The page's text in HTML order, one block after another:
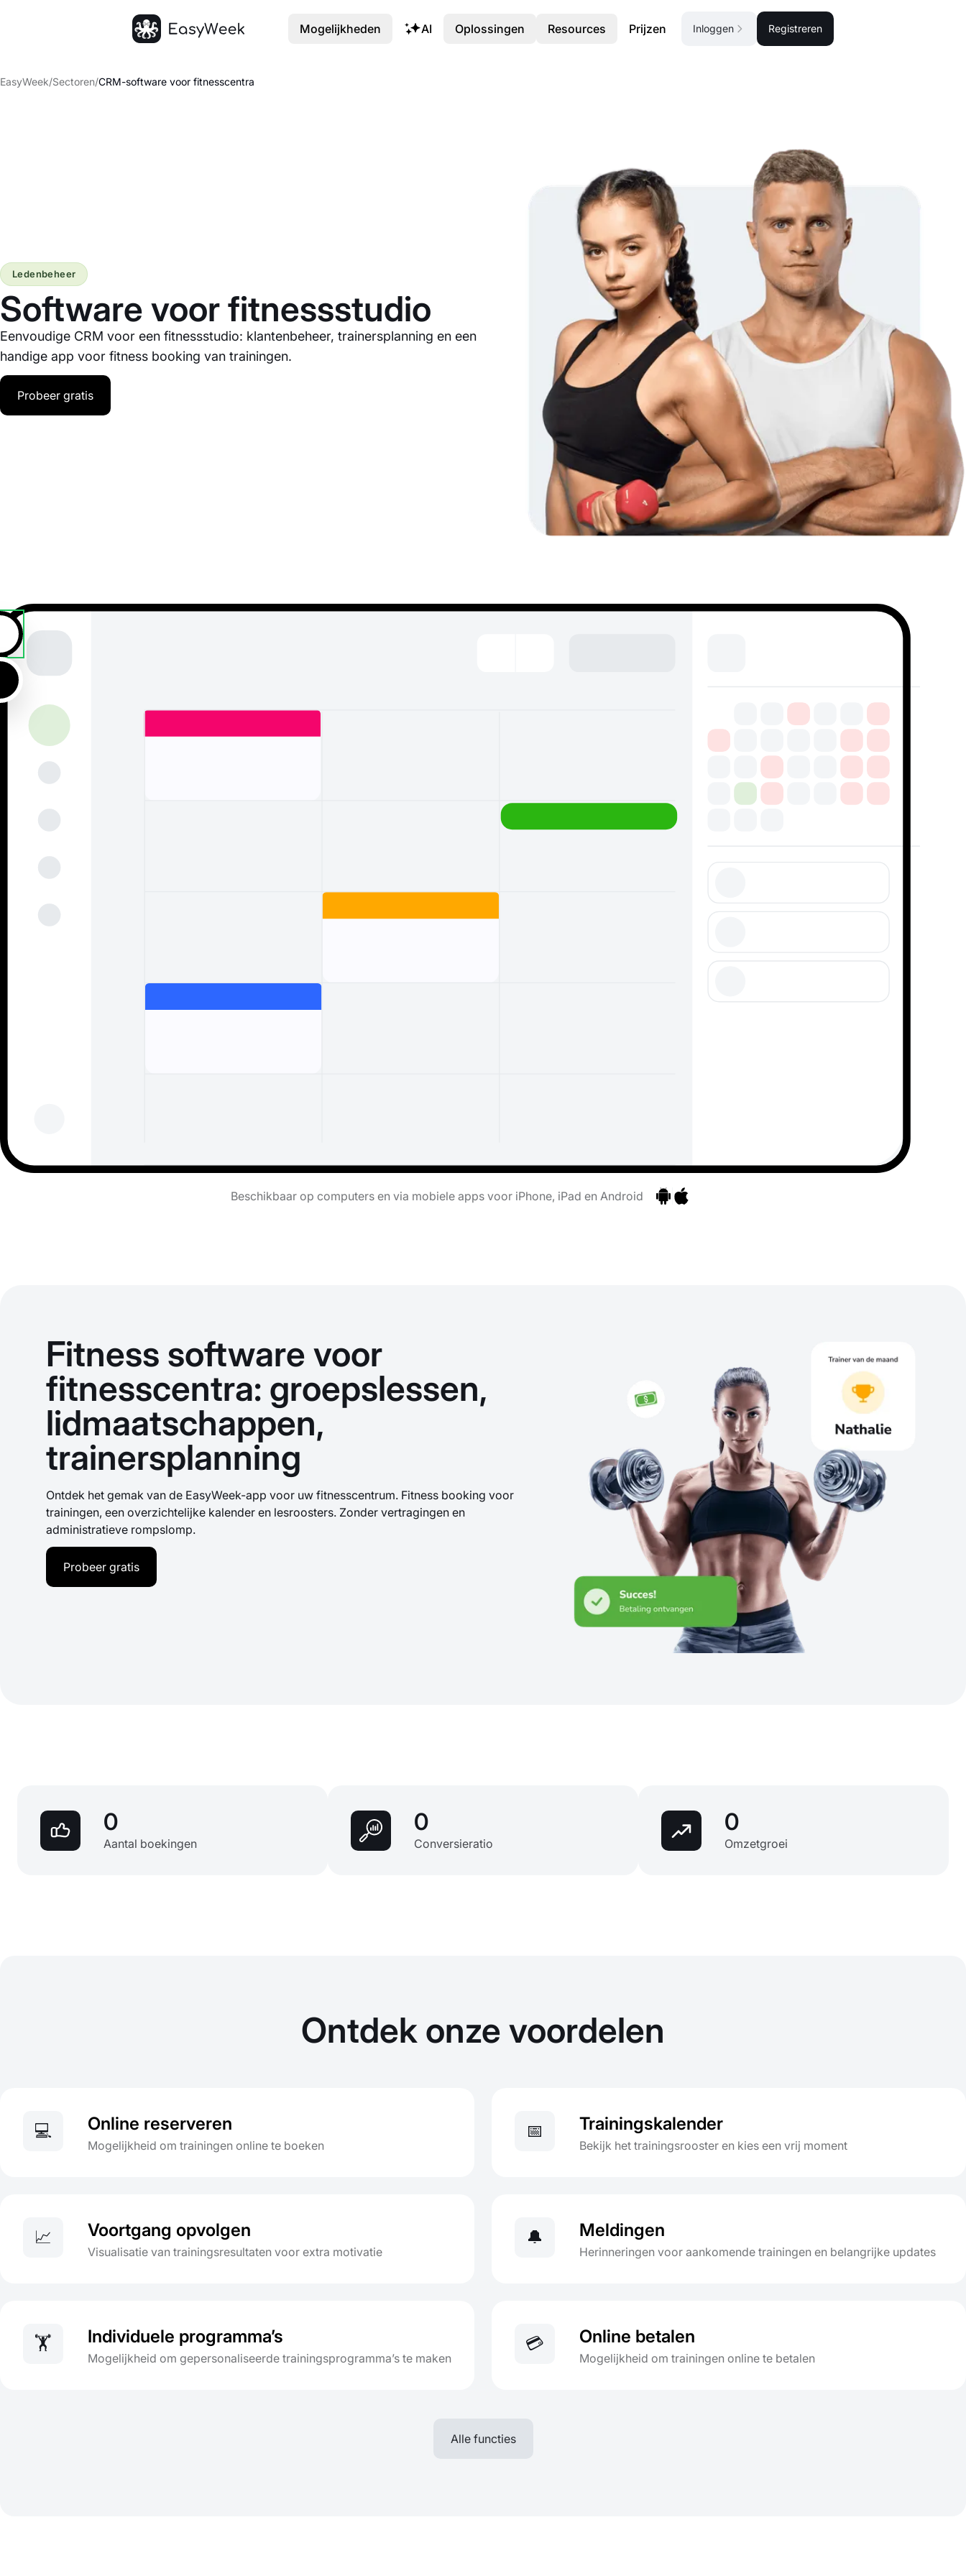
EasyWeek/Sectoren/CRM-software voor fitnesscentra
Software voor fitnessstudio
Eenvoudige CRM voor een fitnessstudio: klantenbeheer, trainersplanning en een
handige app voor fitness booking van trainingen.
Ledenbeheer
Probeer gratis
Beschikbaar op computers en via mobiele apps voor iPhone, iPad en Android
Fitness software voor
fitnesscentra: groepslessen,
lidmaatschappen,
trainersplanning
Ontdek het gemak van de EasyWeek-app voor uw fitnesscentrum. Fitness booking voor
trainingen, een overzichtelijke kalender en lesroosters. Zonder vertragingen en
administratieve rompslomp.
Probeer gratis
0
Aantal boekingen
0
Conversieratio
0
Omzetgroei
Ontdek onze voordelen
💻 Online reserveren
Mogelijkheid om trainingen online te boeken
📅 Trainingskalender
Bekijk het trainingsrooster en kies een vrij moment
📈 Voortgang opvolgen
Visualisatie van trainingsresultaten voor extra motivatie
🔔 Meldingen
Herinneringen voor aankomende trainingen en belangrijke updates
🏋️ Individuele programma’s
Mogelijkheid om gepersonaliseerde trainingsprogramma’s te maken
💳 Online betalen
Mogelijkheid om trainingen online te betalen
Alle functies
Mogelijkheden AI Oplossingen Resources Prijzen Inloggen Registreren